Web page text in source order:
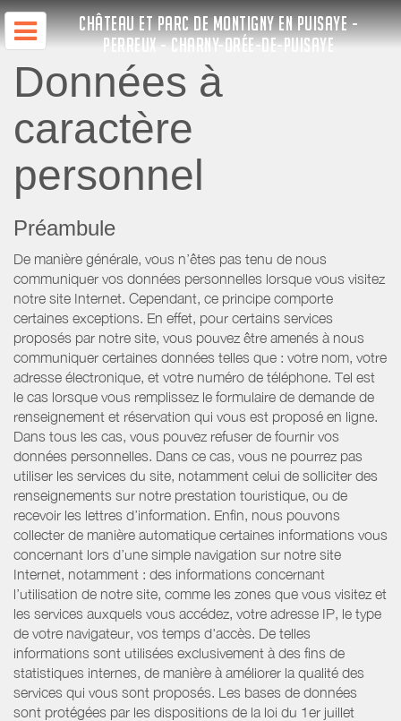
CHÂTEAU ET PARC DE MONTIGNY EN PUISAYE -
PERREUX - CHARNY-ORÉE-DE-PUISAYE
Données à
caractère
personnel
Préambule
De manière générale, vous n’êtes pas tenu de nous
communiquer vos données personnelles lorsque vous visitez
notre site Internet. Cependant, ce principe comporte
certaines exceptions. En effet, pour certains services
proposés par notre site, vous pouvez être amenés à nous
communiquer certaines données telles que : votre nom, votre
adresse électronique, et votre numéro de téléphone. Tel est
le cas lorsque vous remplissez le formulaire de demande de
renseignement et réservation qui vous est proposé en ligne.
Dans tous les cas, vous pouvez refuser de fournir vos
données personnelles. Dans ce cas, vous ne pourrez pas
utiliser les services du site, notamment celui de solliciter des
renseignements sur notre prestation touristique, ou de
recevoir les lettres d’information. Enfin, nous pouvons
collecter de manière automatique certaines informations vous
concernant lors d’une simple navigation sur notre site
Internet, notamment : des informations concernant
l’utilisation de notre site, comme les zones que vous visitez et
les services auxquels vous accédez, votre adresse IP, le type
de votre navigateur, vos temps d'accès. De telles
informations sont utilisées exclusivement à des fins de
statistiques internes, de manière à améliorer la qualité des
services qui vous sont proposés. Les bases de données
sont protégées par les dispositions de la loi du 1er juillet